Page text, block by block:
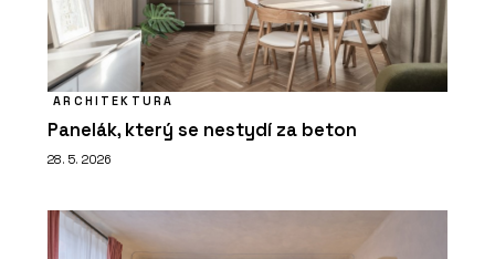
ARCHITEKTURA
Panelák, který se nestydí za beton
28. 5. 2026